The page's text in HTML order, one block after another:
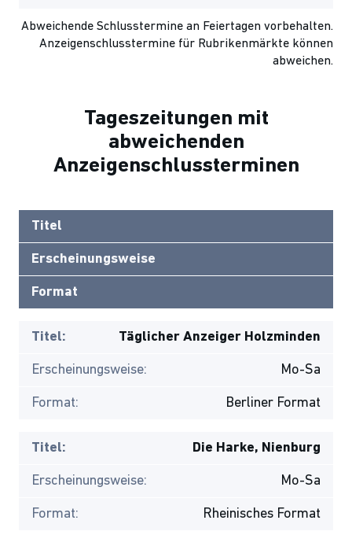
Abweichende Schlusstermine an Feiertagen vorbehalten.
Anzeigenschlusstermine für Rubrikenmärkte können
abweichen.
Tageszeitungen mit
abweichenden
Anzeigenschlussterminen
Titel
Erscheinungsweise
Format
Titel: Täglicher Anzeiger Holzminden
Erscheinungsweise: Mo-Sa
Format: Berliner Format
Titel: Die Harke, Nienburg
Erscheinungsweise: Mo-Sa
Format: Rheinisches Format